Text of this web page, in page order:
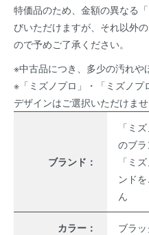
特価品のため、金額の異なる
びいただけますが、それ以外
ので予めご了承ください。
※中古品につき、多少の汚れや
※「ミズノプロ」・「ミズノ
デザインはご選択いただけませ
ブランド：
「ミ
のブラ
「ミ
ンド
ん
カラー： ブラッ